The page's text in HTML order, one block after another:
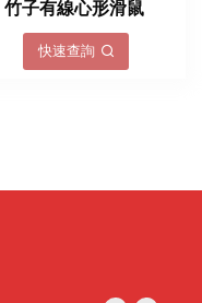
竹子有線心形滑鼠
快速查詢